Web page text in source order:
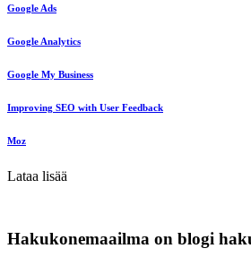
Google Ads
Google Analytics
Google My Business
Improving SEO with User Feedback
Moz
Lataa lisää
Hakukonemaailma on blogi